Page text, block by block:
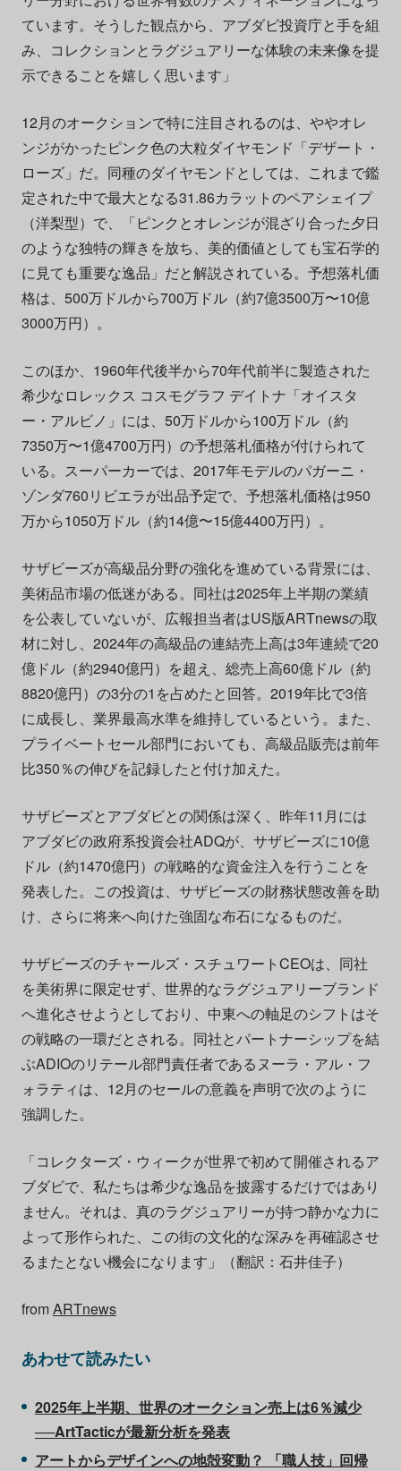
ています。そうした観点から、アブダビ投資庁と手を組
み、コレクションとラグジュアリーな体験の未来像を提
示できることを嬉しく思います」
12月のオークションで特に注目されるのは、ややオレ
ンジがかったピンク色の大粒ダイヤモンド「デザート・
ローズ」だ。同種のダイヤモンドとしては、これまで鑑
定された中で最大となる31.86カラットのペアシェイプ
（洋梨型）で、「ピンクとオレンジが混ざり合った夕日
のような独特の輝きを放ち、美的価値としても宝石学的
に見ても重要な逸品」だと解説されている。予想落札価
格は、500万ドルから700万ドル（約7億3500万〜10億
3000万円）。
このほか、1960年代後半から70年代前半に製造された
希少なロレックス コスモグラフ デイトナ「オイスタ
ー・アルビノ」には、50万ドルから100万ドル（約
7350万〜1億4700万円）の予想落札価格が付けられて
いる。スーパーカーでは、2017年モデルのパガーニ・
ゾンダ760リビエラが出品予定で、予想落札価格は950
万から1050万ドル（約14億〜15億4400万円）。
サザビーズが高級品分野の強化を進めている背景には、
美術品市場の低迷がある。同社は2025年上半期の業績
を公表していないが、広報担当者はUS版ARTnewsの取
材に対し、2024年の高級品の連結売上高は3年連続で20
億ドル（約2940億円）を超え、総売上高60億ドル（約
8820億円）の3分の1を占めたと回答。2019年比で3倍
に成長し、業界最高水準を維持しているという。また、
プライベートセール部門においても、高級品販売は前年
比350％の伸びを記録したと付け加えた。
サザビーズとアブダビとの関係は深く、昨年11月には
アブダビの政府系投資会社ADQが、サザビーズに10億
ドル（約1470億円）の戦略的な資金注入を行うことを
発表した。この投資は、サザビーズの財務状態改善を助
け、さらに将来へ向けた強固な布石になるものだ。
サザビーズのチャールズ・スチュワートCEOは、同社
を美術界に限定せず、世界的なラグジュアリーブランド
へ進化させようとしており、中東への軸足のシフトはそ
の戦略の一環だとされる。同社とパートナーシップを結
ぶADIOのリテール部門責任者であるヌーラ・アル・フ
ォラティは、12月のセールの意義を声明で次のように
強調した。
「コレクターズ・ウィークが世界で初めて開催されるア
ブダビで、私たちは希少な逸品を披露するだけではあり
ません。それは、真のラグジュアリーが持つ静かな力に
よって形作られた、この街の文化的な深みを再確認させ
るまたとない機会になります」（翻訳：石井佳子）
fromARTnews
あわせて読みたい
2025年上半期、世界のオークション売上は6％減少
──ArtTacticが最新分析を発表
アートからデザインへの地殻変動？ 「職人技」回帰